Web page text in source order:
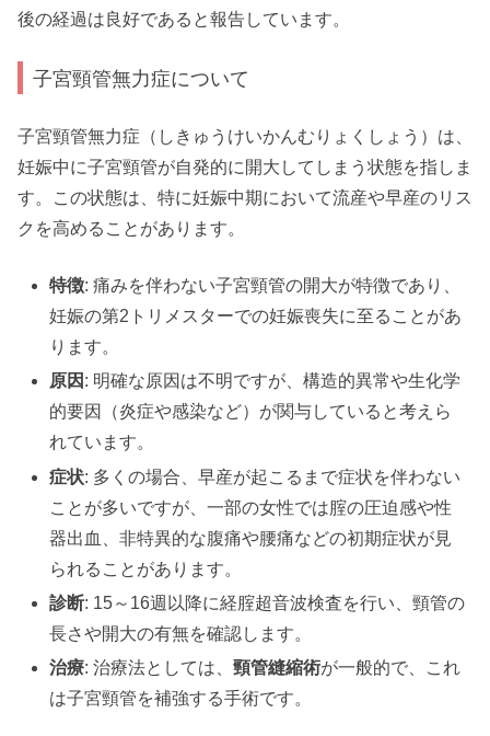
後の経過は良好であると報告しています。
子宮頸管無力症について
子宮頸管無力症（しきゅうけいかんむりょくしょう）は、
妊娠中に子宮頸管が自発的に開大してしまう状態を指しま
す。この状態は、特に妊娠中期において流産や早産のリス
クを高めることがあります。
特徴: 痛みを伴わない子宮頸管の開大が特徴であり、
妊娠の第2トリメスターでの妊娠喪失に至ることがあ
ります。
原因 : 明確な原因は不明ですが、構造的異常や生化学
的要因（炎症や感染など）が関与していると考えら
れています。
症状: 多くの場合、早産が起こるまで症状を伴わない
ことが多いですが、一部の女性では腟の圧迫感や性
器出血、非特異的な腹痛や腰痛などの初期症状が見
られることがあります。
診断: 15～16週以降に経腟超音波検査を行い、頸管の
長さや開大の有無を確認します。
治療: 治療法としては、頸管縫縮術が一般的で、これ
は子宮頸管を補強する手術です。